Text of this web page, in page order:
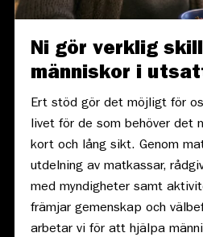
Ni gör verklig
människor i
Ert stöd gör det möjligt för
livet för de som behöver det
kort och lång sikt. Genom
utdelning av matkassar,
med myndigheter samt
främjar gemenskap och
arbetar vi för att hjälpa